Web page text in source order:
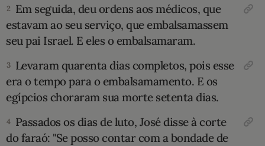
VERSÍCULO DO DIA
PALAVRA DO DIA
SALMO DO DIA
DEVOCIONAL DIÁRIO
10 MANDAMENTOS
2 Em seguida, deu ordens aos médicos, que
estavam ao seu serviço, que embal­sa­massem
seu pai Israel. E eles o embalsa­maram.
3 Leva­ram qua­renta dias completos, pois esse
era o tempo para o embal­samamen­to. E os
egípcios choraram sua morte setenta dias.
4 Passados os dias de luto, José disse à corte
do faraó: "Se posso contar com a bondade de